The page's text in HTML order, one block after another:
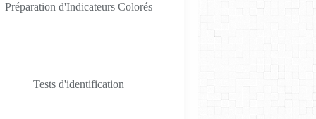
Préparation d'Indicateurs Colorés
Tests d'identification